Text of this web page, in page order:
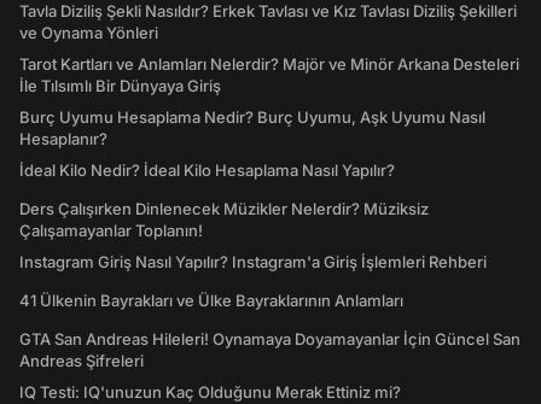
Tavla Diziliş Şekli Nasıldır? Erkek Tavlası ve Kız Tavlası Diziliş Şekilleri
ve Oynama Yönleri
Tarot Kartları ve Anlamları Nelerdir? Majör ve Minör Arkana Desteleri
İle Tılsımlı Bir Dünyaya Giriş
Burç Uyumu Hesaplama Nedir? Burç Uyumu, Aşk Uyumu Nasıl
Hesaplanır?
İdeal Kilo Nedir? İdeal Kilo Hesaplama Nasıl Yapılır?
Ders Çalışırken Dinlenecek Müzikler Nelerdir? Müziksiz
Çalışamayanlar Toplanın!
Instagram Giriş Nasıl Yapılır? Instagram'a Giriş İşlemleri Rehberi
41 Ülkenin Bayrakları ve Ülke Bayraklarının Anlamları
GTA San Andreas Hileleri! Oynamaya Doyamayanlar İçin Güncel San
Andreas Şifreleri
IQ Testi: IQ'unuzun Kaç Olduğunu Merak Ettiniz mi?